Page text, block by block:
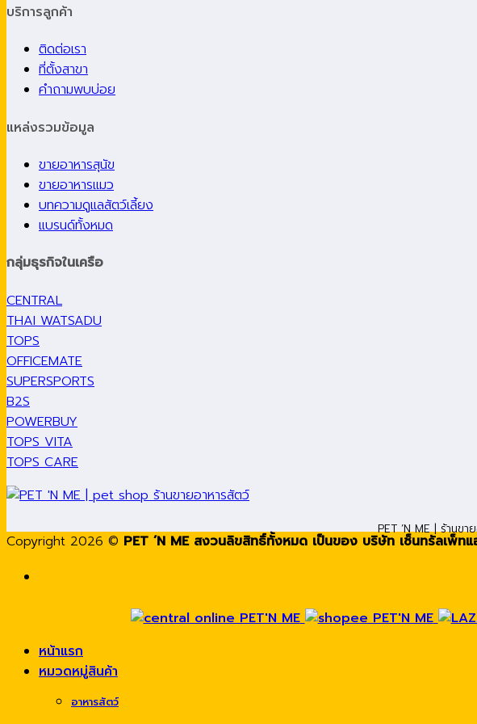
บริการลูกค้า
ติดต่อเรา
ที่ตั้งสาขา
คำถามพบบ่อย
แหล่งรวมข้อมูล
ขายอาหารสุนัข
ขายอาหารแมว
บทความดูแลสัตว์เลี้ยง
แบรนด์ทั้งหมด
กลุ่มธุรกิจในเครือ
CENTRAL
THAI WATSADU
TOPS
OFFICEMATE
SUPERSPORTS
B2S
POWERBUY
TOPS VITA
TOPS CARE
PET ’N ME | ร้านข
Copyright 2026 © PET ’N ME สงวนลิขสิทธิ์ทั้งหมด เป็นของ บริษัท เซ็นทรัลเพ็ท
หน้าแรก
หมวดหมู่สินค้า
อาหารสัตว์